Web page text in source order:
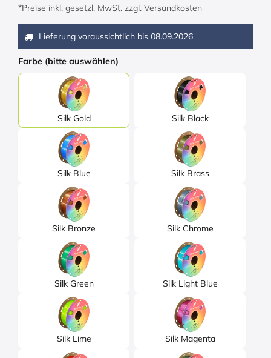
*Preise inkl. gesetzl. MwSt. zzgl. Versandkosten
Lieferung voraussichtlich bis 08.09.2026
Farbe (bitte auswählen)
Silk Gold Silk Black
Silk Blue Silk Brass
Silk Bronze Silk Chrome
Silk Green Silk Light Blue
Silk Lime Silk Magenta